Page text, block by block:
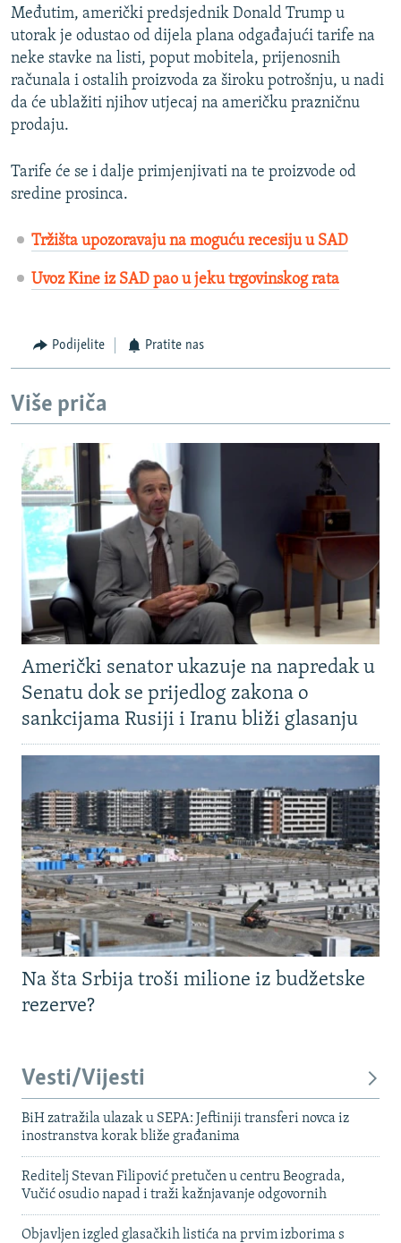
Međutim, američki predsjednik Donald Trump u
utorak je odustao od dijela plana odgađajući tarife na
neke stavke na listi, poput mobitela, prijenosnih
računala i ostalih proizvoda za široku potrošnju, u nadi
da će ublažiti njihov utjecaj na američku prazničnu
prodaju.
Tarife će se i dalje primjenjivati na te proizvode od
sredine prosinca.
Tržišta upozoravaju na moguću recesiju u SAD
Uvoz Kine iz SAD pao u jeku trgovinskog rata
Podijelite Pratite nas
Više priča
Američki senator ukazuje na napredak u
Senatu dok se prijedlog zakona o
sankcijama Rusiji i Iranu bliži glasanju
Na šta Srbija troši milione iz budžetske
rezerve?
Vesti/Vijesti
BiH zatražila ulazak u SEPA: Jeftiniji transferi novca iz
inostranstva korak bliže građanima
Reditelj Stevan Filipović pretučen u centru Beograda,
Vučić osudio napad i traži kažnjavanje odgovornih
Objavljen izgled glasačkih listića na prvim izborima s